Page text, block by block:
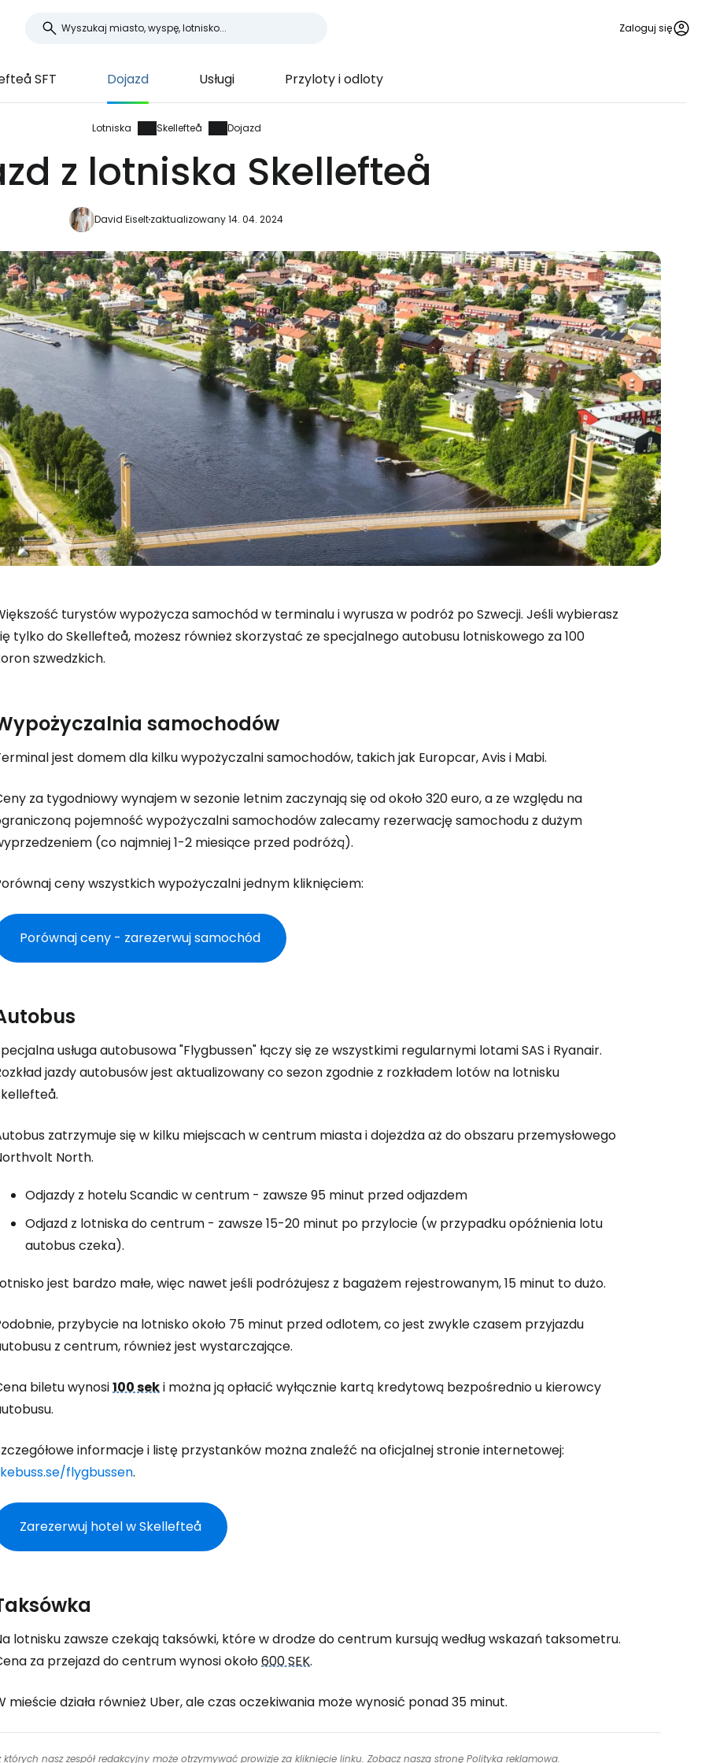
Zaloguj się
SFT Dojazd Usługi Przyloty i odloty
Lotniska Skellefteå Dojazd
z lotniska Skellefteå
David Eiseltzaktualizowany 14. 04. 2024
turystów wypożycza samochód w terminalu i wyrusza w podróż po Szwecji. Jeśli wybierasz
tylko do Skellefteå, możesz również skorzystać ze specjalnego autobusu lotniskowego za 100
szwedzkich.
samochodów
jest domem dla kilku wypożyczalni samochodów, takich jak Europcar, Avis i Mabi.
za tygodniowy wynajem w sezonie letnim zaczynają się od około 320 euro, a ze względu na
pojemność wypożyczalni samochodów zalecamy rezerwację samochodu z dużym
(co najmniej 1-2 miesiące przed podróżą).
ceny wszystkich wypożyczalni jednym kliknięciem:
Porównaj ceny - zarezerwuj samochód
usługa autobusowa "Flygbussen" łączy się ze wszystkimi regularnymi lotami SAS i Ryanair.
jazdy autobusów jest aktualizowany co sezon zgodnie z rozkładem lotów na lotnisku
zatrzymuje się w kilku miejscach w centrum miasta i dojeżdża aż do obszaru przemysłowego
North.
Odjazdy z hotelu Scandic w centrum - zawsze 95 minut przed odjazdem
Odjazd z lotniska do centrum - zawsze 15-20 minut po przylocie (w przypadku opóźnienia lotu
autobus czeka).
jest bardzo małe, więc nawet jeśli podróżujesz z bagażem rejestrowanym, 15 minut to dużo.
przybycie na lotnisko około 75 minut przed odlotem, co jest zwykle czasem przyjazdu
z centrum, również jest wystarczające.
biletu wynosi100 seki można ją opłacić wyłącznie kartą kredytową bezpośrednio u kierowcy
informacje i listę przystanków można znaleźć na oficjalnej stronie internetowej:
flygbussen.
Zarezerwuj hotel w Skellefteå
lotnisku zawsze czekają taksówki, które w drodze do centrum kursują według wskazań taksometru.
za przejazd do centrum wynosi około600 SEK.
mieście działa również Uber, ale czas oczekiwania może wynosić ponad 35 minut.
nasz zespół redakcyjny może otrzymywać prowizje za kliknięcie linku. Zobacz naszą stronę Polityka reklamowa.
Zaloguj się do Cestee
Kontynuuj z Google
Kontynuuj z Facebookiem
Kontynuuj z e-mailem